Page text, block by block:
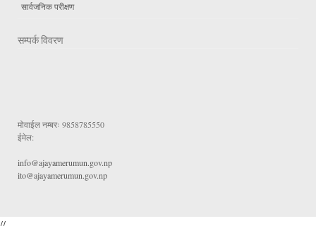
सार्वजनिक परीक्षण
सम्पर्क विवरण
मोवाईल नम्बरः 9858785550
ईमेल:
info@ajayamerumun.gov.np
ito@ajayamerumun.gov.np